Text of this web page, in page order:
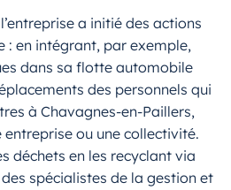
a initié des actions
: en intégrant, par exemple,
dans sa flotte automobile
des personnels qui
à Chavagnes-en-Paillers,
entreprise ou une collectivité.
déchets en les recyclant via
spécialistes de la gestion et